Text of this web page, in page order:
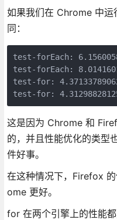
如果我们在 Chrome 中运
同：
test-forEach:
test-forEach:
test-for:
test-for:
这是因为 Chrome 和
的，并且性能优化的类型
件好事。
在这种情况下，Firefox
ome 更好。
for 在两个引擎上的性能